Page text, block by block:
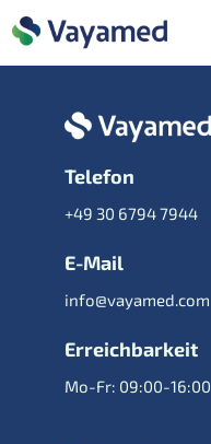
Telefon
+49 30 6794 7944
E-Mail
info@vayamed.com
Erreichbarkeit
Mo-Fr: 09:00-16:00